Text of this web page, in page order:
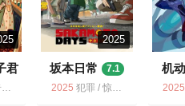
君
2025
坂本日常
7.1
2025 犯罪 / 惊悚 / 喜剧 / 动作 / 冒险 / 动画 / 多版
机
2025